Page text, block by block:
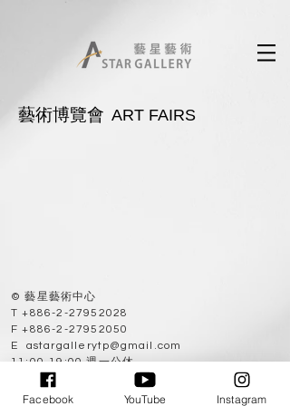
藝術博覽會 ART FAIRS
© 藝星藝術中心
T+886-2-27952028
F+886-2-27952050
E astargallerytp@gmail.com
11:00-19:00 週一公休
10682 台北市大安區敦化南路二段63巷53弄9號
No. 9, Aly. 53, Ln. 63, Sec. 2, Dunhua S. Rd.,
Facebook YouTube Instagram